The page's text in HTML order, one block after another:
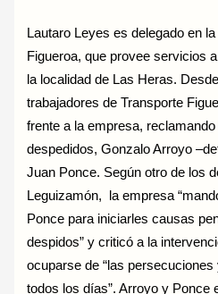
Lautaro Leyes es delegado en
Figueroa, que provee servicios
la localidad de Las Heras.
trabajadores de Transporte
frente a la empresa,
despedidos, Gonzalo Arroyo
Juan Ponce. Según otro de los
Leguizamón, la empresa
Ponce para iniciarles causas
despidos” y criticó a la
ocuparse de “las
todos los días”. Arroyo y Ponce